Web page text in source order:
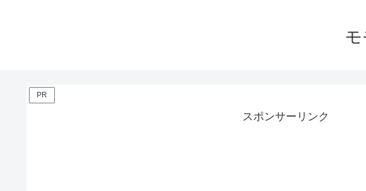
PR
スポンサーリンク